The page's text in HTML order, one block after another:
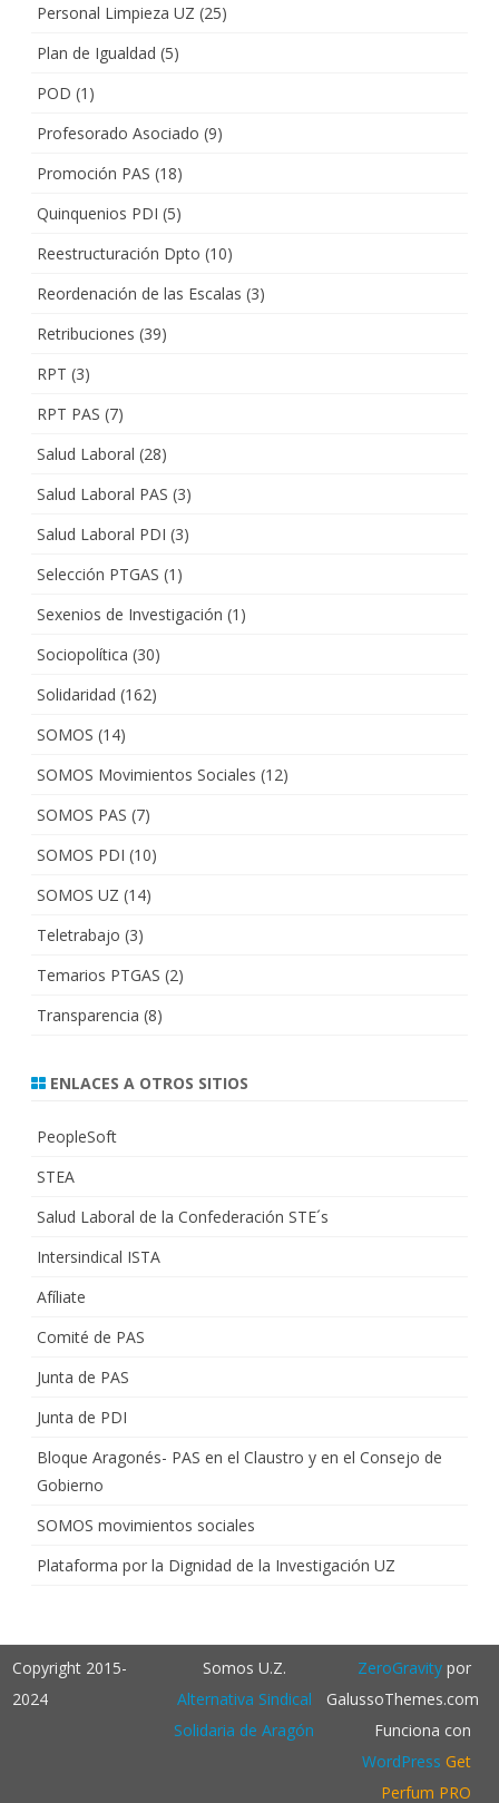
Personal Limpieza UZ (25)
Plan de Igualdad (5)
POD (1)
Profesorado Asociado (9)
Promoción PAS (18)
Quinquenios PDI (5)
Reestructuración Dpto (10)
Reordenación de las Escalas (3)
Retribuciones (39)
RPT (3)
RPT PAS (7)
Salud Laboral (28)
Salud Laboral PAS (3)
Salud Laboral PDI (3)
Selección PTGAS (1)
Sexenios de Investigación (1)
Sociopolítica (30)
Solidaridad (162)
SOMOS (14)
SOMOS Movimientos Sociales (12)
SOMOS PAS (7)
SOMOS PDI (10)
SOMOS UZ (14)
Teletrabajo (3)
Temarios PTGAS (2)
Transparencia (8)
ENLACES A OTROS SITIOS
PeopleSoft
STEA
Salud Laboral de la Confederación STE´s
Intersindical ISTA
Afíliate
Comité de PAS
Junta de PAS
Junta de PDI
Bloque Aragonés- PAS en el Claustro y en el Consejo de
Gobierno
SOMOS movimientos sociales
Plataforma por la Dignidad de la Investigación UZ
Copyright 2015-
2024
Somos U.Z.
Alternativa Sindical
Solidaria de Aragón
ZeroGravitypor
GalussoThemes.com
Funciona con
WordPress Get
Perfum PRO